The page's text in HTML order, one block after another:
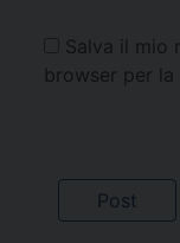
Salva il mio
browser per